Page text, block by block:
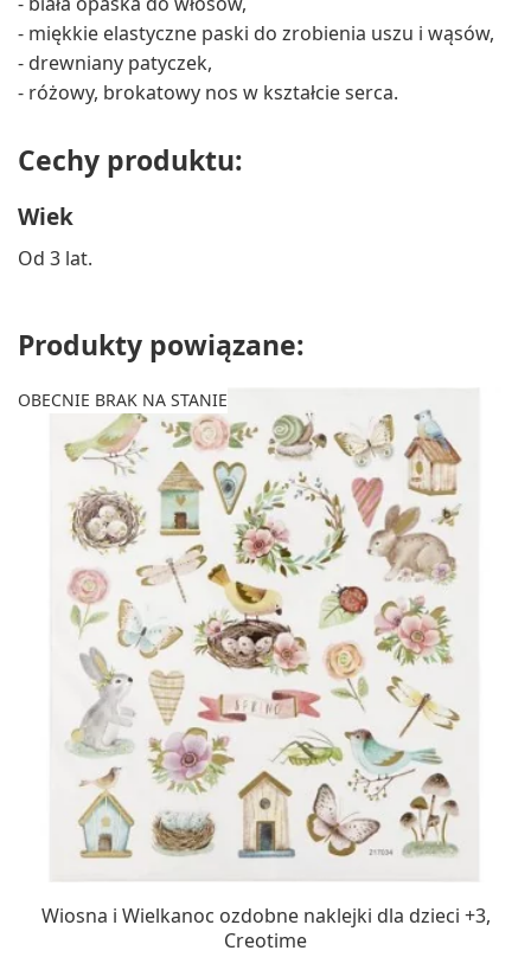
- miękkie elastyczne paski do zrobienia uszu i wąsów,
- drewniany patyczek,
- różowy, brokatowy nos w kształcie serca.
Cechy produktu:
Wiek
Od 3 lat.
Produkty powiązane:
Wiosna i Wielkanoc ozdobne naklejki dla dzieci +3,
Creotime
OBECNIE BRAK NA STANIE